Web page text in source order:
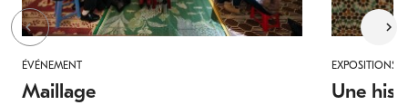
ÉVÉNEMENT
Maillage
EXPOSITIONS
Une